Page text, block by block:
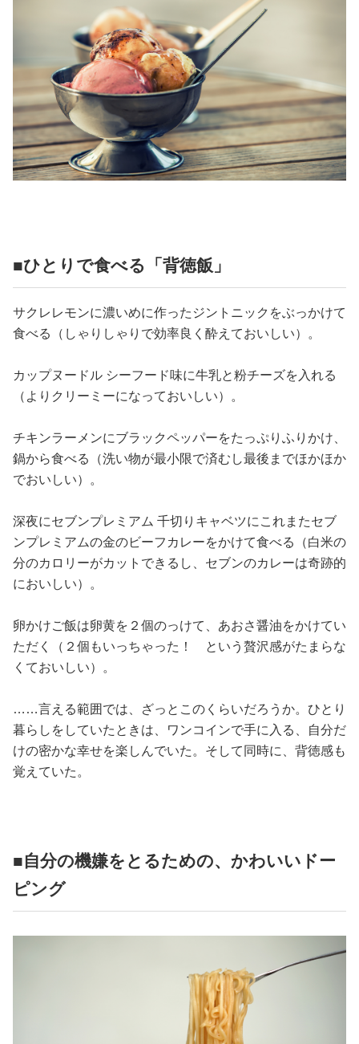
■ひとりで食べる「背徳飯」
サクレレモンに濃いめに作ったジントニックをぶっかけて
食べる（しゃりしゃりで効率良く酔えておいしい）。
カップヌードル シーフード味に牛乳と粉チーズを入れる
（よりクリーミーになっておいしい）。
チキンラーメンにブラックペッパーをたっぷりふりかけ、
鍋から食べる（洗い物が最小限で済むし最後までほかほか
でおいしい）。
深夜にセブンプレミアム 千切りキャベツにこれまたセブ
ンプレミアムの金のビーフカレーをかけて食べる（白米の
分のカロリーがカットできるし、セブンのカレーは奇跡的
においしい）。
卵かけご飯は卵黄を２個のっけて、あおさ醤油をかけてい
ただく（２個もいっちゃった！ という贅沢感がたまらな
くておいしい）。
……言える範囲では、ざっとこのくらいだろうか。ひとり
暮らしをしていたときは、ワンコインで手に入る、自分だ
けの密かな幸せを楽しんでいた。そして同時に、背徳感も
覚えていた。
■自分の機嫌をとるための、かわいいドー
ピング